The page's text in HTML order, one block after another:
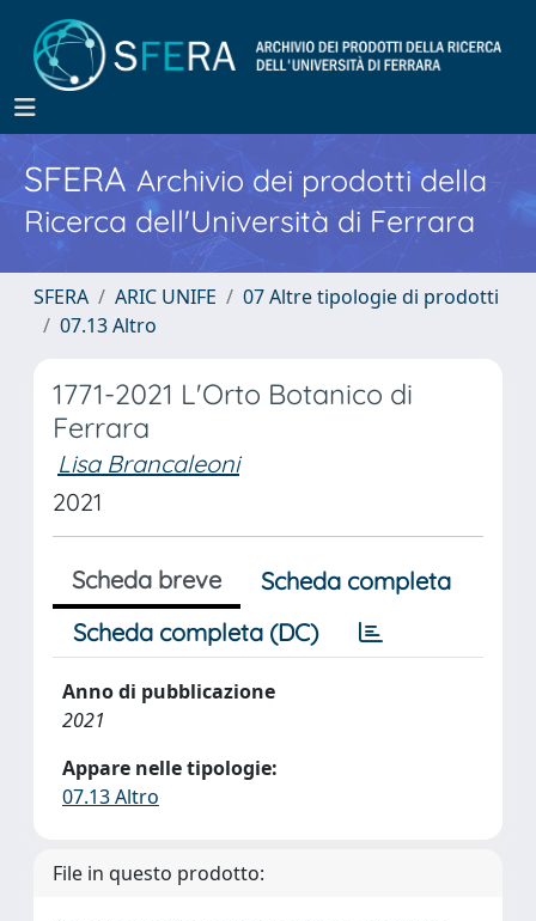
SFERA Archivio dei prodotti della
Ricerca dell'Università di Ferrara
SFERA ARIC UNIFE
07 Altre tipologie di prodotti
07.13 Altro
1771-2021 L'Orto Botanico di
Ferrara
Lisa Brancaleoni
2021
Scheda breve
Scheda completa
Scheda completa (DC)
Anno di pubblicazione
2021
Appare nelle tipologie:
07.13 Altro
File in questo prodotto: